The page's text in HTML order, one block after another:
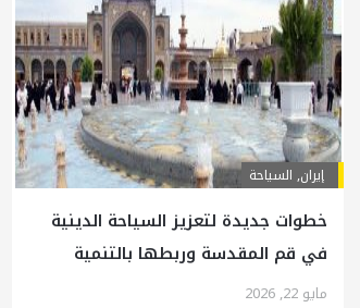
إيران, السياحة
خطوات جديدة لتعزيز السياحة الدينية
في قم المقدسة وربطها بالتنمية
الاقتصادية
مايو 22, 2026